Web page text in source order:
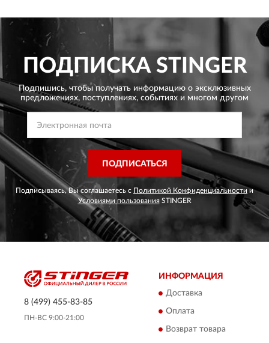
ПОДПИСКАSTINGER
Подпишись, чтобы получать информацию о эксклюзивных
предложениях, поступлениях, событиях и многом другом
ПОДПИСАТЬСЯ
Подписываясь, Вы соглашаетесь с Политикой Конфиденциальности и
Условиями пользованияSTINGER
8 (499) 455-83-85
ПН-ВС 9:00-21:00
ИНФОРМАЦИЯ
Доставка
Оплата
Возврат товара